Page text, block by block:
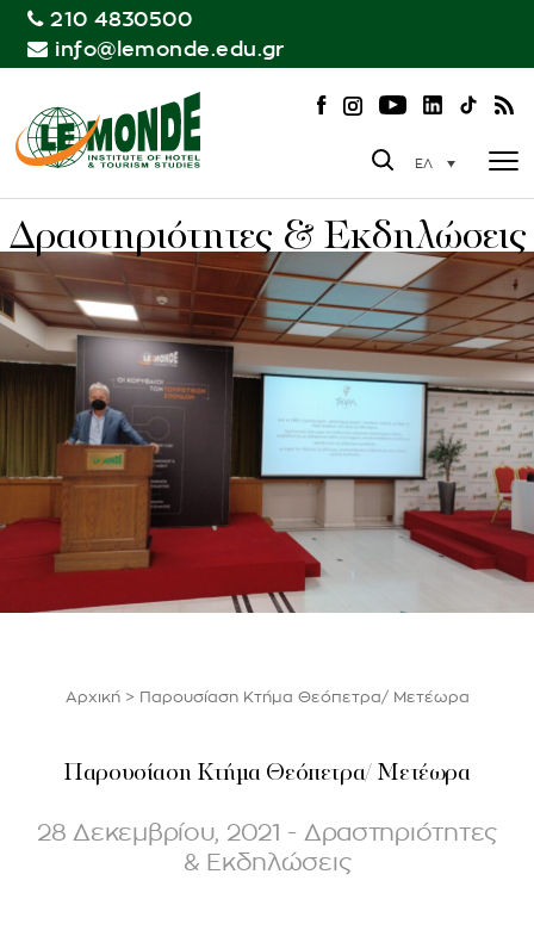
210 4830500
info@lemonde.edu.gr
ΕΛ
Δραστηριότητες & Εκδηλώσεις
Αρχική> Παρουσίαση Κτήμα Θεόπετρα/ Μετέωρα
Παρουσίαση Κτήμα Θεόπετρα/ Μετέωρα
28 Δεκεμβρίου, 2021 - Δραστηριότητες
& Εκδηλώσεις